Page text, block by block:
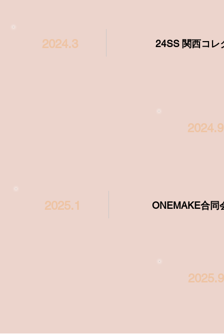
2024.3 24SS 関西コレ
2024.9
2025.1 ONEMAKE合
2025.9